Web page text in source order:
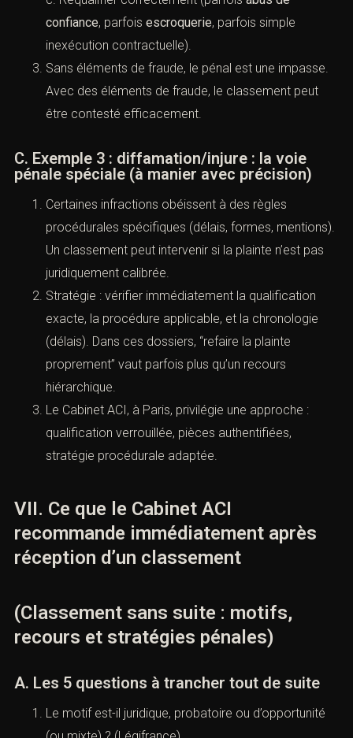
exploitable.
B. Exemple 2 :escroqueriealléguée vs
litige civil
Situation : paiement pour une prestation non
civil.
Stratégie utile :
a. Identifier lamanœuvre frauduleuse (fausse
qualité, fausses promesses, faux documents,
réitération).
b. Documenter la chronologie des sollicitations, la
preuve du mensonge, les autres victimes
éventuelles.
c. Requalifier correctement (parfoisabus de
confiance, parfois escroquerie , parfois simple
inexécution contractuelle).
Sans éléments de fraude, le pénal est une
impasse. Avec des éléments de fraude, le
classement peut être contesté efficacement.
C. Exemple 3 : diffamation/injure : la voie
pénale spéciale (à manier avec précision)
Certaines infractions obéissent à des règles
procédurales spécifiques (délais, formes,
plainte n’est pas juridiquement calibrée.
Stratégie : vérifier immédiatement la qualification
(délais). Dans ces dossiers, “refaire la plainte
proprement” vaut parfois plus qu’un recours
hiérarchique.